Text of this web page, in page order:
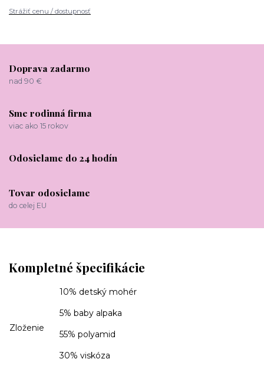
Strážiť cenu / dostupnosť
Doprava zadarmo
nad 90 €
Sme rodinná firma
viac ako 15 rokov
Odosielame do 24 hodín
Tovar odosielame
do celej EU
Kompletné špecifikácie
Zloženie
10% detský mohér
5% baby alpaka
55% polyamid
30% viskóza